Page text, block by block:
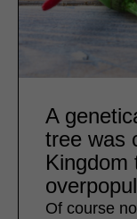
A
tree was
Kingdom
Of course